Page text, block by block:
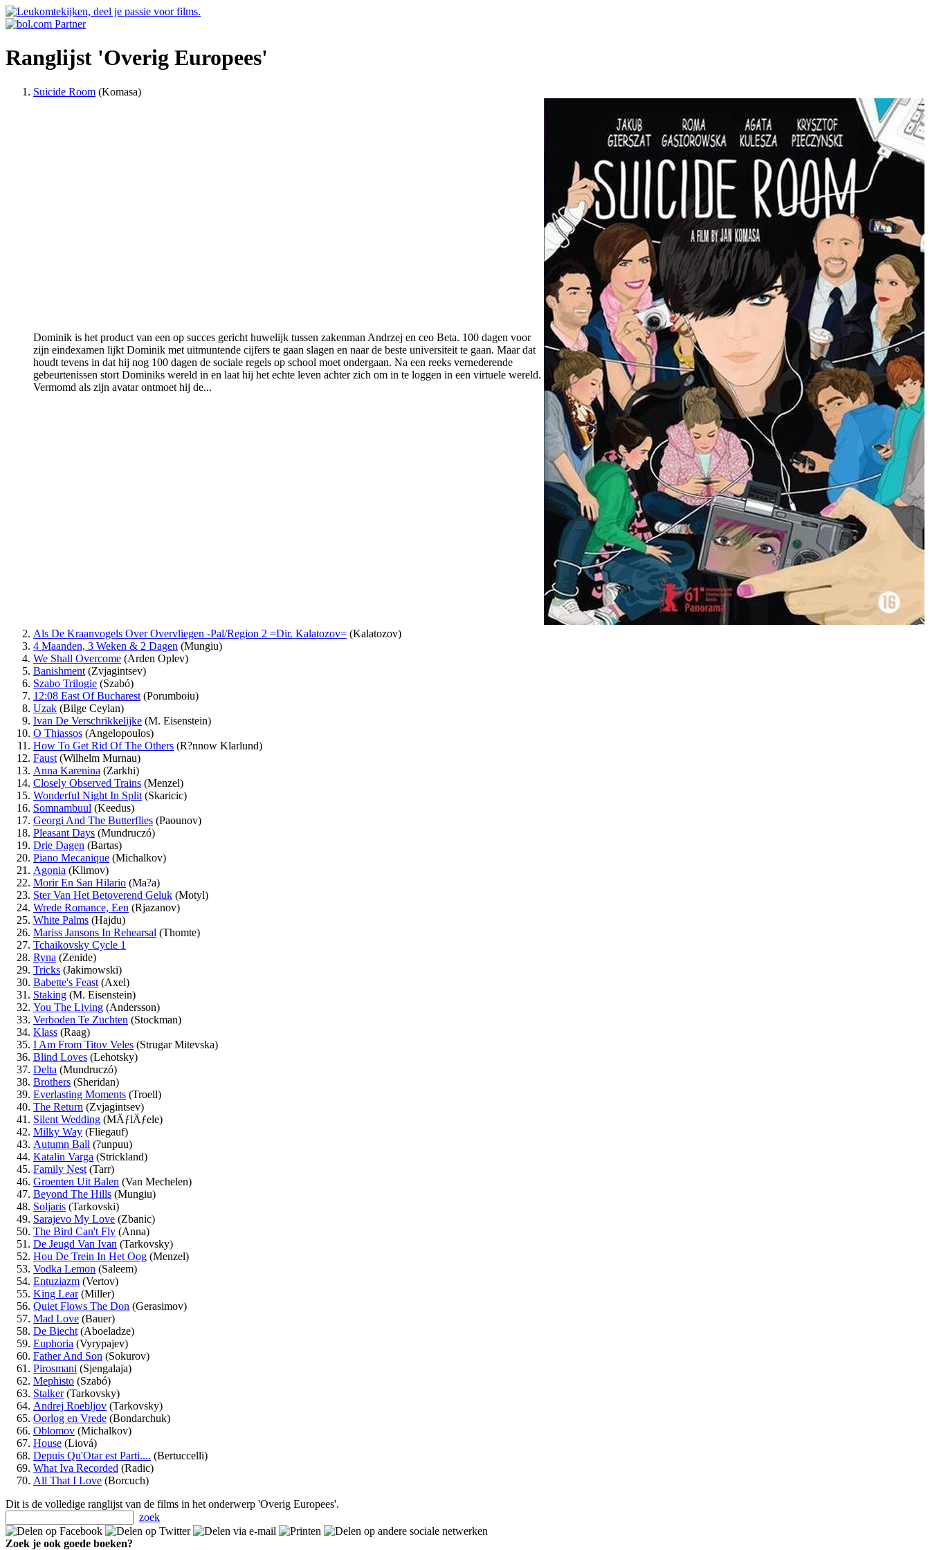
Ranglijst 'Overig Europees'
Suicide Room (Komasa)
Dominik is het product van een op succes gericht huwelijk tussen zakenman Andrzej en ceo Beta. 100 dagen voor
zijn eindexamen lijkt Dominik met uitmuntende cijfers te gaan slagen en naar de beste universiteit te gaan. Maar dat
houdt tevens in dat hij nog 100 dagen de sociale regels op school moet ondergaan. Na een reeks vernederende
gebeurtenissen stort Dominiks wereld in en laat hij het echte leven achter zich om in te loggen in een virtuele wereld.
Vermomd als zijn avatar ontmoet hij de...
Als De Kraanvogels Over Overvliegen -Pal/Region 2 =Dir. Kalatozov= (Kalatozov)
4 Maanden, 3 Weken & 2 Dagen (Mungiu)
We Shall Overcome (Arden Oplev)
Banishment (Zvjagintsev)
Szabo Trilogie (Szabó)
12:08 East Of Bucharest (Porumboiu)
Uzak (Bilge Ceylan)
Ivan De Verschrikkelijke (M. Eisenstein)
O Thiassos (Angelopoulos)
How To Get Rid Of The Others (R?nnow Klarlund)
Faust (Wilhelm Murnau)
Anna Karenina (Zarkhi)
Closely Observed Trains (Menzel)
Wonderful Night In Split (Skaricic)
Somnambuul (Keedus)
Georgi And The Butterflies (Paounov)
Pleasant Days (Mundruczó)
Drie Dagen (Bartas)
Piano Mecanique (Michalkov)
Agonia (Klimov)
Morir En San Hilario (Ma?a)
Ster Van Het Betoverend Geluk (Motyl)
Wrede Romance, Een (Rjazanov)
White Palms (Hajdu)
Mariss Jansons In Rehearsal (Thomte)
Tchaikovsky Cycle 1
Ryna (Zenide)
Tricks (Jakimowski)
Babette's Feast (Axel)
Staking (M. Eisenstein)
You The Living (Andersson)
Verboden Te Zuchten (Stockman)
Klass (Raag)
I Am From Titov Veles (Strugar Mitevska)
Blind Loves (Lehotsky)
Delta (Mundruczó)
Brothers (Sheridan)
Everlasting Moments (Troell)
The Return (Zvjagintsev)
Silent Wedding (MÄƒlÄƒele)
Milky Way (Fliegauf)
Autumn Ball (?unpuu)
Katalin Varga (Strickland)
Family Nest (Tarr)
Groenten Uit Balen (Van Mechelen)
Beyond The Hills (Mungiu)
Soljaris (Tarkovski)
Sarajevo My Love (Zbanic)
The Bird Can't Fly (Anna)
De Jeugd Van Ivan (Tarkovsky)
Hou De Trein In Het Oog (Menzel)
Vodka Lemon (Saleem)
Entuziazm (Vertov)
King Lear(Miller)
Quiet Flows The Don (Gerasimov)
Mad Love (Bauer)
De Biecht (Aboeladze)
Euphoria (Vyrypajev)
Father And Son (Sokurov)
Pirosmani (Sjengalaja)
Mephisto (Szabó)
Stalker(Tarkovsky)
Andrej Roebljov (Tarkovsky)
Oorlog en Vrede (Bondarchuk)
Oblomov (Michalkov)
House (Liová)
Depuis Qu'Otar est Parti.... (Bertuccelli)
What Iva Recorded (Radic)
All That I Love (Borcuch)
Dit is de volledige ranglijst van de films in het onderwerp 'Overig Europees'.
zoek
Zoek je ook goede boeken?